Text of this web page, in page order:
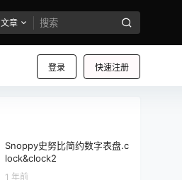
文章
登录 快速注册
Snoppy史努比简约数字表盘.c
lock&clock2
1 年前